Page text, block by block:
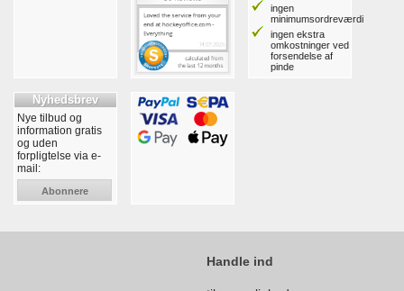
ingen
minimumsordreværdi
ingen ekstra
omkostninger ved
forsendelse af
pinde
Nyhedsbrev
Nye tilbud og
information gratis
og uden
forpligtelse via e-
mail:
Abonnere
Handle ind